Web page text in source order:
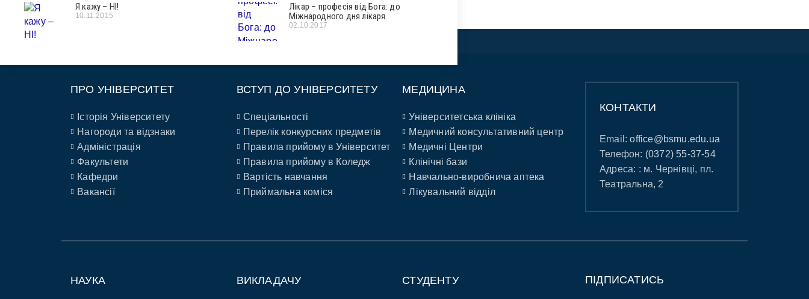
Я кажу – НІ!
10.11.2015
Лікар – професія від Бога: до
Міжнародного дня лікаря
02.10.2017
ПРО УНІВЕРСИТЕТ
Історія Університету
Нагороди та відзнаки
Адміністрація
Факультети
Кафедри
Вакансії
ВСТУП ДО УНІВЕРСИТЕТУ
Спеціальності
Перелік конкурсних предметів
Правила прийому в Університет
Правила прийому в Коледж
Вартість навчання
Приймальна коміся
МЕДИЦИНА
Університетська клініка
Медичний консультативний центр
Медичні Центри
Клінічні бази
Навчально-виробнича аптека
Лікувальний відділ
КОНТАКТИ
Email:office@bsmu.edu.ua
Телефон: (0372) 55-37-54
Адреса: : м. Чернівці, пл.
Театральна, 2
НАУКА ВИКЛАДАЧУ СТУДЕНТУ ПІДПИСАТИСЬ